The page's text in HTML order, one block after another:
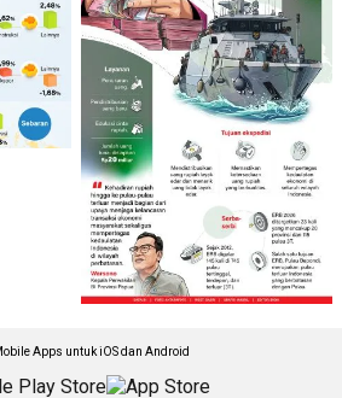
Apps untuk iOS dan Android